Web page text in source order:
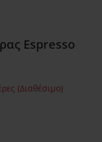
Espresso
(Διαθέσιμο)